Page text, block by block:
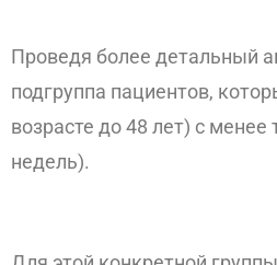
Проведя более детальный
подгруппа пациентов,
возрасте до 48 лет) с
недель).